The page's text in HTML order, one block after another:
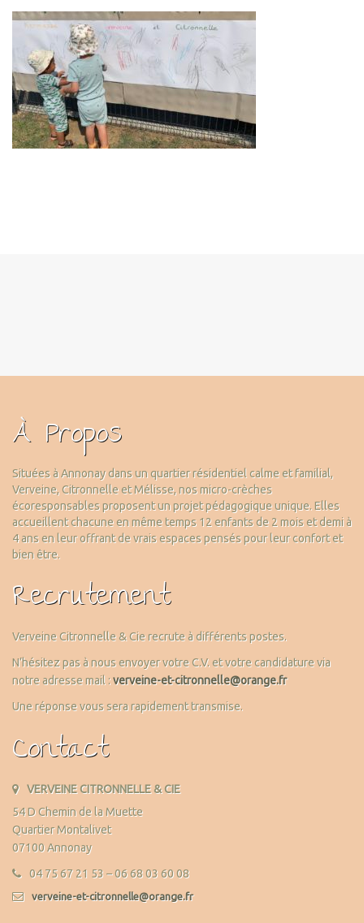
À Propos
Situées à Annonay dans un quartier résidentiel calme et familial,
Verveine, Citronnelle et Mélisse, nos micro-crèches
écoresponsables proposent un projet pédagogique unique. Elles
accueillent chacune en même temps 12 enfants de 2 mois et demi à
4 ans en leur offrant de vrais espaces pensés pour leur confort et
bien être.
Recrutement
Verveine Citronnelle & Cie recrute à différents postes.
N’hésitez pas à nous envoyer votre C.V. et votre candidature via
notre adresse mail :verveine-et-citronnelle@orange.fr
Une réponse vous sera rapidement transmise.
Contact
VERVEINE CITRONNELLE & CIE
54 D Chemin de la Muette
Quartier Montalivet
07100 Annonay
04 75 67 21 53 – 06 68 03 60 08
verveine-et-citronnelle@orange.fr